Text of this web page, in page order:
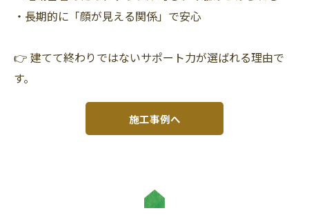
・長期的に「顔が見える関係」で安心
👉 建てて終わりではないサポート力が選ばれる理由で
す。
施工事例へ